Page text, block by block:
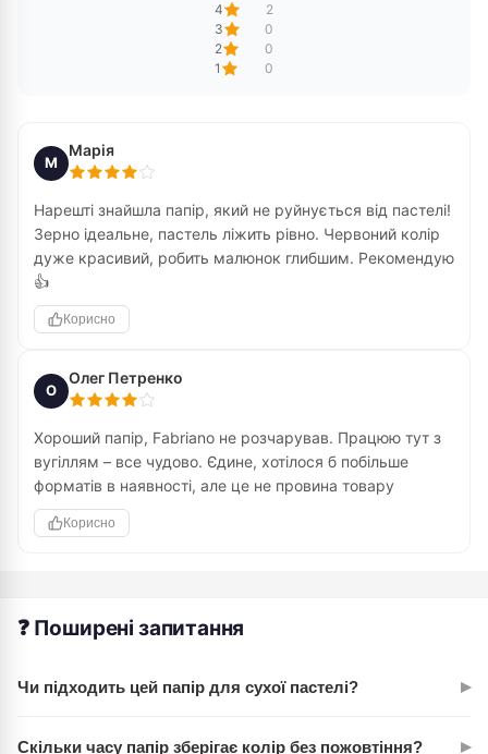
4
2
3
0
2
0
1
0
М
Марія
Нарешті знайшла папір, який не руйнується від пастелі!
Зерно ідеальне, пастель ліжить рівно. Червоний колір
дуже красивий, робить малюнок глибшим. Рекомендую
👍
Корисно
О
Олег Петренко
Хороший папір, Fabriano не розчарував. Працюю тут з
вугіллям – все чудово. Єдине, хотілося б побільше
форматів в наявності, але це не провина товару
Корисно
❓ Поширені запитання
Чи підходить цей папір для сухої пастелі? ▸
Скільки часу папір зберігає колір без пожовтіння? ▸